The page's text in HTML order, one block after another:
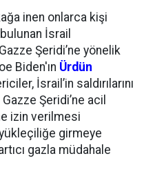
inen onlarca kişi
İsrail
Şeridi’ne yönelik
Biden'ın Ürdün
İsrail’in saldırılarını
Şeridi’ne acil
izin verilmesi
girmeye
gazla müdahale